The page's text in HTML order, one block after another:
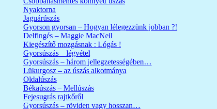
Nyaktorna
Jaguárúszás
Gyorson gyorsan – Hogyan lélegezzünk jobban ?!
Delfingés – Maggie MacNeil
Kiegészítő mozgásnak : Lógás !
Gyorsúszás – légvétel
Gyorsúszás – három jellegzetességében…
Lükurgosz – az úszás alkotmánya
Oldalúszás
Békaúszás – Mellúszás
Fejesugrás rajtkőről
Gyorsúszás – röviden vagy hosszan…